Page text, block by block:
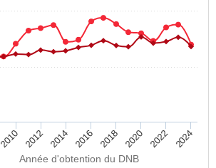
Année d'obtention du DNB
2010 2012 2014 2016 2018 2020 2022 2024